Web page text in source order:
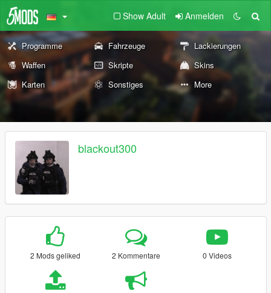
Show Adult Anmelden
Programme Fahrzeuge
Lackierungen
Waffen
Skripte
Skins
Karten
Sonstiges More
blackout300
2 Mods geliked 2 Kommentare 0 Videos